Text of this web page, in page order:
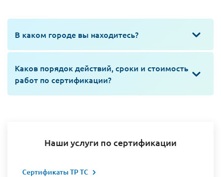
В каком городе вы находитесь?
Каков порядок действий, сроки и стоимость
работ по сертификации?
Наши услуги по сертификации
Сертификаты ТР ТС